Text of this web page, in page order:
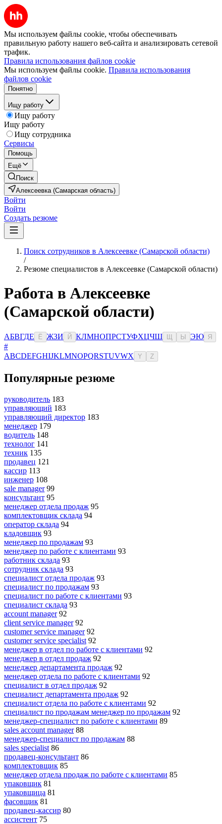
Мы используем файлы cookie, чтобы обеспечивать
правильную работу нашего веб-сайта и анализировать сетевой
трафик.
Правила использования файлов cookie
Мы используем файлы cookie. Правила использования
файлов cookie
Понятно
Ищу работу
Ищу работу
Ищу работу
Ищу сотрудника
Сервисы
Помощь
Ещё
Поиск
Алексеевка (Самарская область)
Войти
Войти
Создать резюме
Поиск сотрудников в Алексеевке (Самарской области)
/
Резюме специалистов в Алексеевке (Самарской области)
Работа в Алексеевке
(Самарской области)
АБВГДЕ Ё ЖЗИ Й КЛМНОПРСТУФХЦЧШ Ы ЭЮ Я
#
ABCDEFGHIJKLMNOPQRSTUVWX Y Z
Популярные резюме
руководитель 183
управляющий 183
управляющий директор 183
менеджер 179
водитель 148
технолог 141
техник 135
продавец 121
кассир 113
инженер 108
sale manager 99
консультант 95
менеджер отдела продаж 95
комплектовщик склада 94
оператор склада 94
кладовщик 93
менеджер по продажам 93
менеджер по работе с клиентами 93
работник склада 93
сотрудник склада 93
специалист отдела продаж 93
специалист по продажам 93
специалист по работе с клиентами 93
специалист склада 93
account manager 92
client service manager 92
customer service manager 92
customer service specialist 92
менеджер в отдел по работе с клиентами 92
менеджер в отдел продаж 92
менеджер департамента продаж 92
менеджер отдела по работе с клиентами 92
специалист в отдел продаж 92
специалист департамента продаж 92
специалист отдела по работе с клиентами 92
специалист по продажам менеджер по продажам 92
менеджер-специалист по работе с клиентами 89
sales account manager 88
менеджер-специалист по продажам 88
sales specialist 86
продавец-консультант 86
комплектовщик 85
менеджер отдела продаж по работе с клиентами 85
упаковщик 81
упаковщица 81
фасовщик 81
продавец-кассир 80
ассистент 75